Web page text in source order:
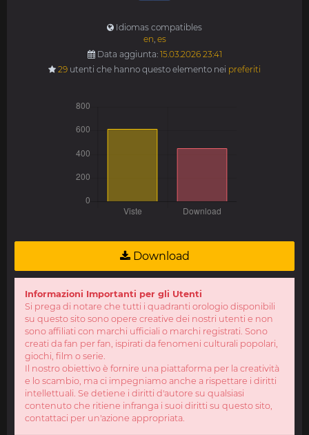
Idiomas compatibles
en, es
Data aggiunta: 15.03.2026 23:41
29 utenti che hanno questo elemento nei preferiti
Download
Informazioni Importanti per gli Utenti
Si prega di notare che tutti i quadranti orologio disponibili
su questo sito sono opere creative dei nostri utenti e non
sono affiliati con marchi ufficiali o marchi registrati. Sono
creati da fan per fan, ispirati da fenomeni culturali popolari,
giochi, film o serie.
Il nostro obiettivo è fornire una piattaforma per la creatività
e lo scambio, ma ci impegniamo anche a rispettare i diritti
intellettuali. Se detiene i diritti d'autore su qualsiasi
contenuto che ritiene infranga i suoi diritti su questo sito,
contattaci per un'azione appropriata.